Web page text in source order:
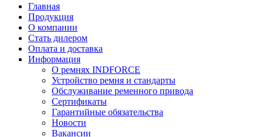
Главная
Продукция
О компании
Стать дилером
Оплата и доставка
Информация
О ремнях INDFORCE
Устройство ремня и стандарты
Обслуживание ременного привода
Сертификаты
Гарантийные обязательства
Новости
Вакансии